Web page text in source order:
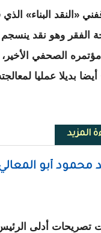
«النقد البناء»
الفقر وهو نقد
الصحفي
بديلا عمليا
المزيدحول النقد
أبو المعالي
تصريحات أدلى